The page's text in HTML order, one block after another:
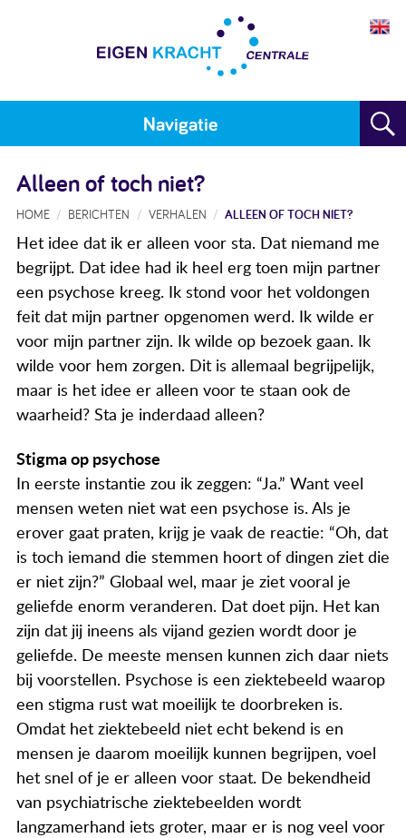
Navigatie
Plan maken
Training
Voor wie
Resultaten
Meedoen
Actueel
Contact
Alleen of toch niet?
HOME BERICHTEN VERHALEN ALLEEN OF TOCH NIET?
Het idee dat ik er alleen voor sta. Dat niemand me
begrijpt. Dat idee had ik heel erg toen mijn partner
een psychose kreeg. Ik stond voor het voldongen
feit dat mijn partner opgenomen werd. Ik wilde er
voor mijn partner zijn. Ik wilde op bezoek gaan. Ik
wilde voor hem zorgen. Dit is allemaal begrijpelijk,
maar is het idee er alleen voor te staan ook de
waarheid? Sta je inderdaad alleen?
Stigma op psychose
In eerste instantie zou ik zeggen: “Ja.” Want veel
mensen weten niet wat een psychose is. Als je
erover gaat praten, krijg je vaak de reactie: “Oh, dat
is toch iemand die stemmen hoort of dingen ziet die
er niet zijn?” Globaal wel, maar je ziet vooral je
geliefde enorm veranderen. Dat doet pijn. Het kan
zijn dat jij ineens als vijand gezien wordt door je
geliefde. De meeste mensen kunnen zich daar niets
bij voorstellen. Psychose is een ziektebeeld waarop
een stigma rust wat moeilijk te doorbreken is.
Omdat het ziektebeeld niet echt bekend is en
mensen je daarom moeilijk kunnen begrijpen, voel
het snel of je er alleen voor staat. De bekendheid
van psychiatrische ziektebeelden wordt
langzamerhand iets groter, maar er is nog veel voor